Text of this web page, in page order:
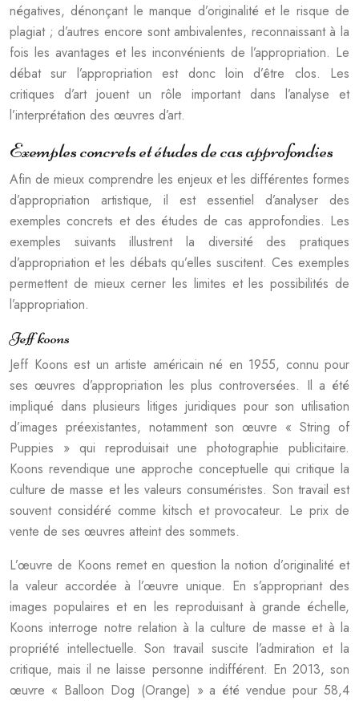
négatives, dénonçant le manque d’originalité et le risque de
plagiat ; d’autres encore sont ambivalentes, reconnaissant à la
fois les avantages et les inconvénients de l’appropriation. Le
débat sur l’appropriation est donc loin d’être clos. Les
critiques d’art jouent un rôle important dans l’analyse et
l’interprétation des œuvres d’art.
Exemples concrets et études de cas approfondies
Afin de mieux comprendre les enjeux et les différentes formes
d’appropriation artistique, il est essentiel d’analyser des
exemples concrets et des études de cas approfondies. Les
exemples suivants illustrent la diversité des pratiques
d’appropriation et les débats qu’elles suscitent. Ces exemples
permettent de mieux cerner les limites et les possibilités de
l’appropriation.
Jeff koons
Jeff Koons est un artiste américain né en 1955, connu pour
ses œuvres d’appropriation les plus controversées. Il a été
impliqué dans plusieurs litiges juridiques pour son utilisation
d’images préexistantes, notamment son œuvre « String of
Puppies » qui reproduisait une photographie publicitaire.
Koons revendique une approche conceptuelle qui critique la
culture de masse et les valeurs consuméristes. Son travail est
souvent considéré comme kitsch et provocateur. Le prix de
vente de ses œuvres atteint des sommets.
L’œuvre de Koons remet en question la notion d’originalité et
la valeur accordée à l’œuvre unique. En s’appropriant des
images populaires et en les reproduisant à grande échelle,
Koons interroge notre relation à la culture de masse et à la
propriété intellectuelle. Son travail suscite l’admiration et la
critique, mais il ne laisse personne indifférent. En 2013, son
œuvre « Balloon Dog (Orange) » a été vendue pour 58,4